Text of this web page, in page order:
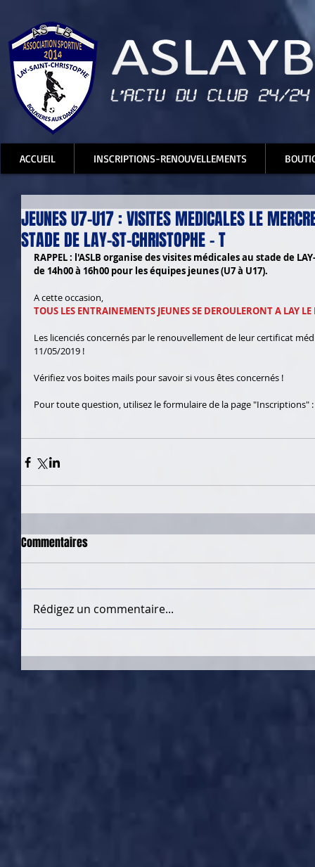
ACCUEIL INSCRIPTIONS-RENOUVELLEMENTS
JEUNES U7-U17 : VISITES MEDICALES LE
STADE DE LAY-ST-CHRISTOPHE - T
RAPPEL : l'ASLB organise des visites médicales au stade de
de 14h00 à 16h00 pour les équipes jeunes (U7 à U17).
A cette occasion,
TOUS LES ENTRAINEMENTS JEUNES SE DEROULERONT A LAY
Les licenciés concernés par le renouvellement de leur certificat
11/05/2019 !
Vérifiez vos boites mails pour savoir si vous êtes concernés !
Pour toute question, utilisez le formulaire de la page "Inscriptions" :
Commentaires
Rédigez un commentaire...